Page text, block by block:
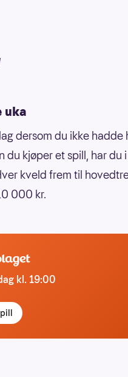
uka
dersom du ikke hadde
du kjøper et spill, har du
kveld frem til
000 kr.
kl. 19:00